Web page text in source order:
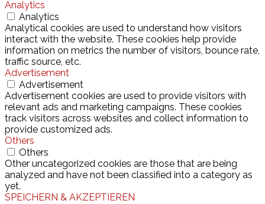
Analytics
Analytics
Analytical cookies are used to understand how visitors
interact with the website. These cookies help provide
information on metrics the number of visitors, bounce rate,
traffic source, etc.
Advertisement
Advertisement
Advertisement cookies are used to provide visitors with
relevant ads and marketing campaigns. These cookies
track visitors across websites and collect information to
provide customized ads.
Others
Others
Other uncategorized cookies are those that are being
analyzed and have not been classified into a category as
yet.
SPEICHERN & AKZEPTIEREN